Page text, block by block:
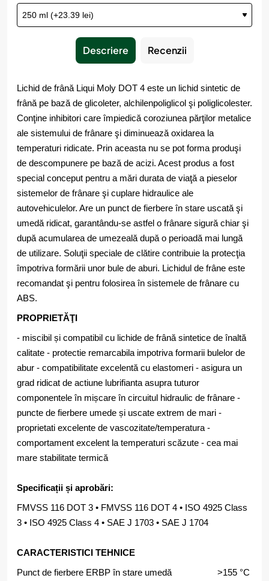
Descriere Recenzii
Lichid de frână Liqui Moly DOT 4 este un lichid sintetic de
frână pe bază de glicoleter, alchilenpoliglicol şi poliglicolester.
Conţine inhibitori care împiedică coroziunea părţilor metalice
ale sistemului de frânare şi diminuează oxidarea la
temperaturi ridicate. Prin aceasta nu se pot forma produşi
de descompunere pe bază de acizi. Acest produs a fost
special conceput pentru a mări durata de viaţă a pieselor
sistemelor de frânare şi cuplare hidraulice ale
autovehiculelor. Are un punct de fierbere în stare uscată şi
umedă ridicat, garantându-se astfel o frânare sigură chiar şi
după acumularea de umezeală după o perioadă mai lungă
de utilizare. Soluţii speciale de clătire contribuie la protecţia
împotriva formării unor bule de aburi. Lichidul de frâne este
recomandat şi pentru folosirea în sistemele de frânare cu
ABS.
PROPRIETĂŢI
- miscibil și compatibil cu lichide de frână sintetice de înaltă
calitate - protectie remarcabila impotriva formarii bulelor de
abur - compatibilitate excelentă cu elastomeri - asigura un
grad ridicat de actiune lubrifianta asupra tuturor
componentele în mișcare în circuitul hidraulic de frânare -
puncte de fierbere umede și uscate extrem de mari -
proprietati excelente de vascozitate/temperatura -
comportament excelent la temperaturi scăzute - cea mai
mare stabilitate termică
Specificații și aprobări:
FMVSS 116 DOT 3 • FMVSS 116 DOT 4 • ISO 4925 Class
3 • ISO 4925 Class 4 • SAE J 1703 • SAE J 1704
CARACTERISTICI TEHNICE
Punct de fierbere ERBP în stare umedă >155 °C